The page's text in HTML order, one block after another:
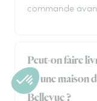
commande
Peut-on faire
ou une maison